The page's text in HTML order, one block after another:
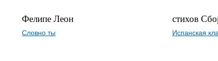
Фелипе Леон
Словно ты
стихов
Испанская